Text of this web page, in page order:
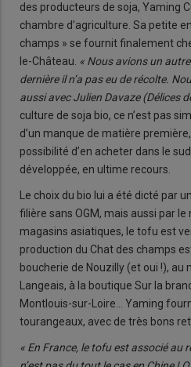
des producteurs de soja, Yaming
chambre d’agriculture. Sa petite
champs » se fournit finalement
le-Château. « Nous avions un
dernière il n’a pas eu de récolte.
aussi avec Julien Davaze (Délices
culture de soja bio, ce n’est pas
d’un manque de matière
possibilité d’en acheter dans le
développée, en ultime recours.
Le choix du bio lui a été dicté par
filière sans OGM, mais aussi par le
magasins asiatiques, le tofu est
production du Chat des champs
boucherie de Nouzilly (et oui !), au
Langeais, à la boutique Sur la
Montlouis-sur-Loire… Yaming
tourangeaux, avec de très bons
« En France, le tofu est associé au